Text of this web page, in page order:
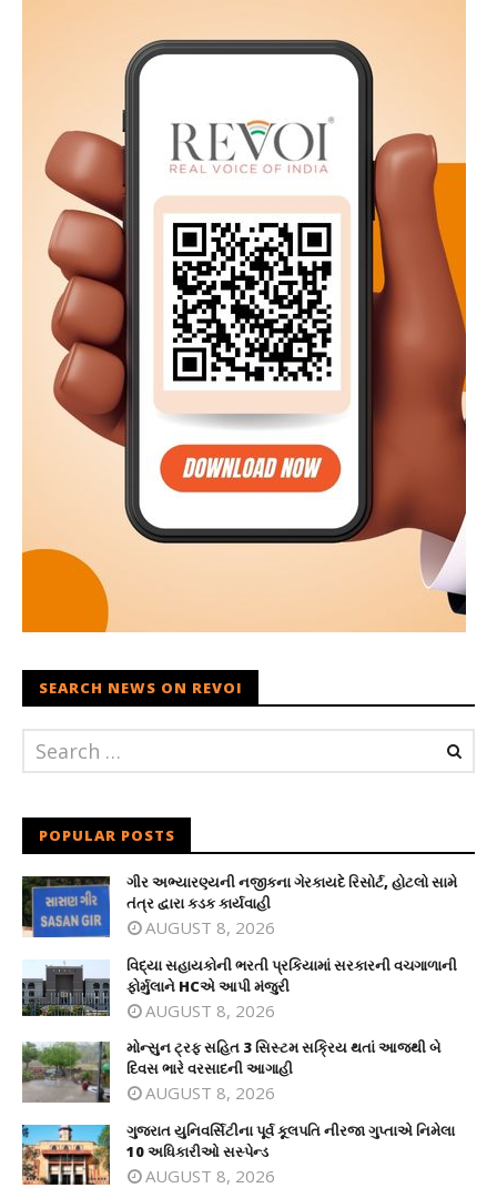
SEARCH NEWS ON REVOI
POPULAR POSTS
ગીર અભ્યારણ્યની નજીકના ગેરકાયદે રિસોર્ટ, હોટલો સામે
તંત્ર દ્વારા કડક કાર્યવાહી
AUGUST 8, 2026
વિદ્યા સહાયકોની ભરતી પ્રકિયામાં સરકારની વચગાળાની
ફોર્મુલાને HCએ આપી મંજુરી
AUGUST 8, 2026
મોન્સુન ટ્રફ સહિત 3 સિસ્ટમ સક્રિય થતાં આજથી બે
દિવસ ભારે વરસાદની આગાહી
AUGUST 8, 2026
ગુજરાત યુનિવર્સિટીના પૂર્વ કૂલપતિ નીરજા ગુપ્તાએ નિમેલા
10 અધિકારીઓ સસ્પેન્ડ
AUGUST 8, 2026